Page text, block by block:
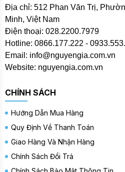
Địa chỉ: 512 Phan Văn Trị,
Minh, Việt Nam
Điện thoại: 028.2200.7979
Hotline: 0866.177.222 -
Email: info@nguyengia.com.vn
Website: nguyengia.com.vn
CHÍNH SÁCH
Hướng Dẫn Mua Hàng
Quy Định Về Thanh Toán
Giao Hàng Và Nhận Hàng
Chính Sách Đổi Trả